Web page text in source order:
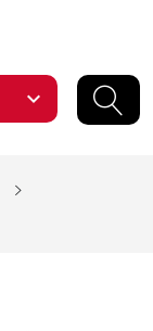
expand_more